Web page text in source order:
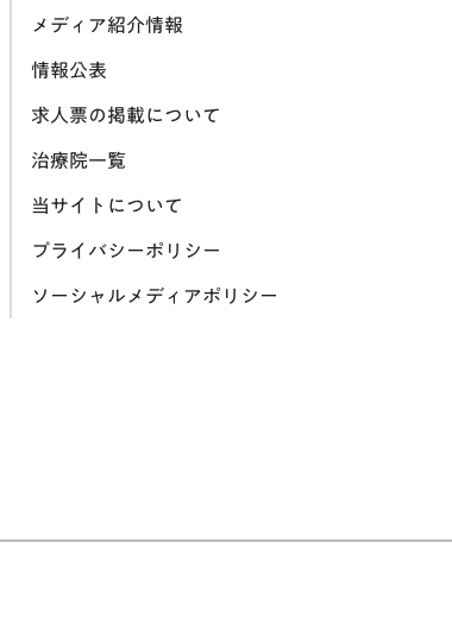
メディア紹介情報
情報公表
求人票の掲載について
治療院一覧
当サイトについて
プライバシーポリシー
ソーシャルメディアポリシー